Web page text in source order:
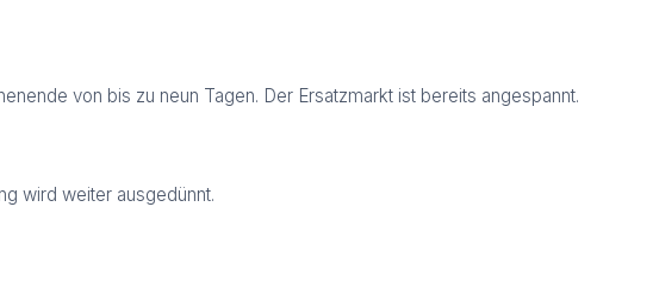
von bis zu neun Tagen. Der Ersatzmarkt ist bereits angespannt.
wird weiter ausgedünnt.